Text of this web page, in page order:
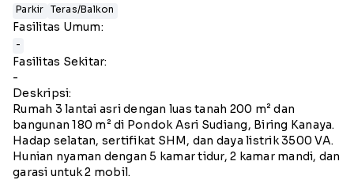
Parkir Teras/Balkon
Fasilitas Umum:
-
Fasilitas Sekitar:
-
Deskripsi:
Rumah 3 lantai asri dengan luas tanah 200 m² dan
bangunan 180 m² di Pondok Asri Sudiang, Biring Kanaya.
Hadap selatan, sertifikat SHM, dan daya listrik 3500 VA.
Hunian nyaman dengan 5 kamar tidur, 2 kamar mandi, dan
garasi untuk 2 mobil.